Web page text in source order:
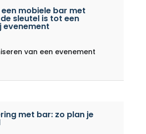
​​mobiele bar met
sleutel is tot een
evenement
van een evenement
met bar: zo plan je